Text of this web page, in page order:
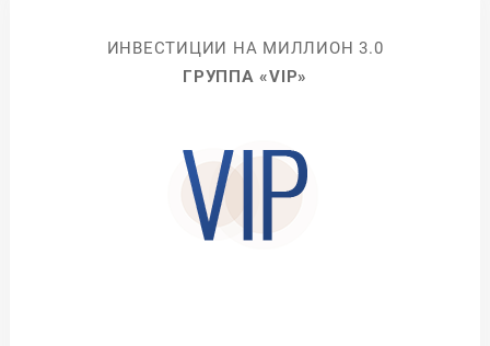
ИНВЕСТИЦИИ НА МИЛЛИОН 3.0
ГРУППА «VIP»